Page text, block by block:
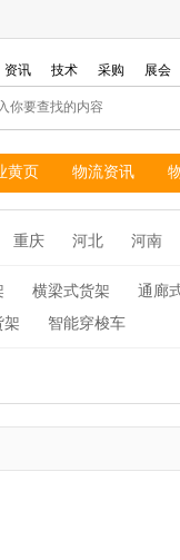
资讯 技术 采购 展会
黄页 物流资讯
重庆 河北 河南
横梁式货架
通廊
架 智能穿梭车